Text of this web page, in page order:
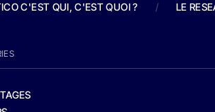
C'EST QUI, C'EST QUOI ? / LE